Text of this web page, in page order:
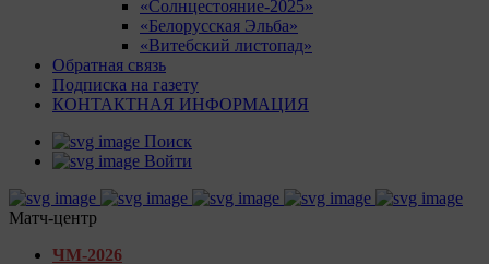
«Солнцестояние-2025»
«Белорусская Эльба»
«Витебский листопад»
Обратная связь
Подписка на газету
КОНТАКТНАЯ ИНФОРМАЦИЯ
Поиск
Войти
Матч-центр
ЧМ-2026